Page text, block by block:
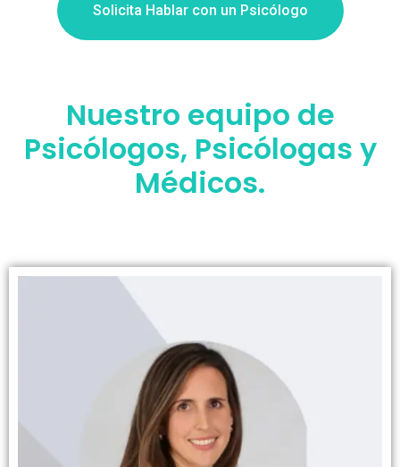
Solicita Hablar con un Psicólogo
Nuestro equipo de
Psicólogos, Psicólogas y
Médicos.